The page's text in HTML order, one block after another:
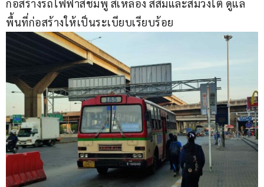
ก่อสร้างรถไฟฟ้าสีชมพู สีเหลือง สีส้มและสีม่วงใต้ ดูแล
พื้นที่ก่อสร้างให้เป็นระเบียบเรียบร้อย